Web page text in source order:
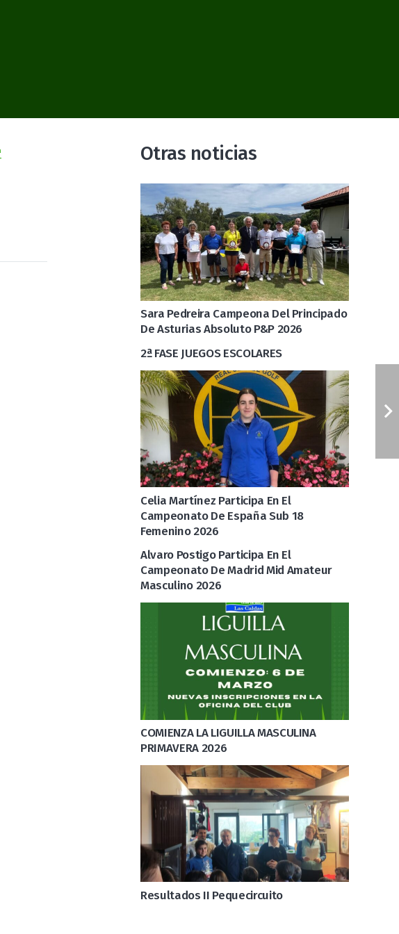
Otras noticias
Sara Pedreira Campeona Del Principado
De Asturias Absoluto P&P 2026
2ª FASE JUEGOS ESCOLARES
Celia Martínez Participa En El
Campeonato De España Sub 18
Femenino 2026
Alvaro Postigo Participa En El
Campeonato De Madrid Mid Amateur
Masculino 2026
COMIENZA LA LIGUILLA MASCULINA
PRIMAVERA 2026
Resultados II Pequecircuito